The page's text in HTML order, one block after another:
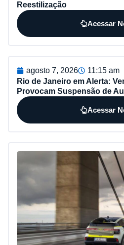
Reestilização
Acessar
agosto 7, 2026
11:15 am
Rio de Janeiro em Alerta:
Provocam Suspensão de
Acessar